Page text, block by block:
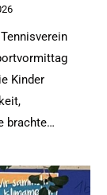
Kinder
brachte…